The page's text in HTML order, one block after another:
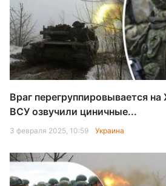
Враг перегруппировывается
ВСУ озвучили циничные...
3 февраля 2025, 10:59 Украина